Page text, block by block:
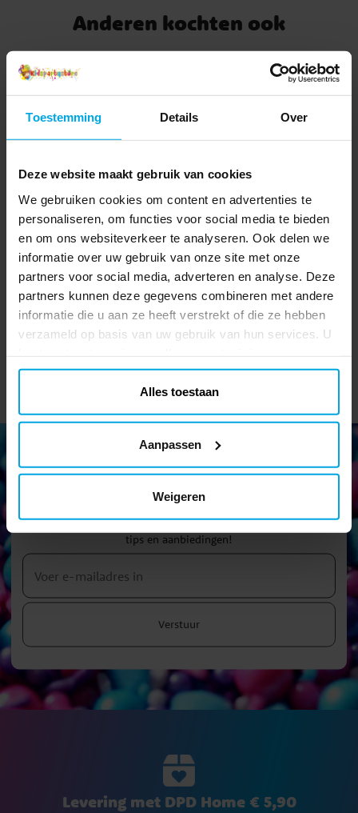
Toestemming Details Over
Deze website maakt gebruik van cookies
We gebruiken cookies om content en advertenties te
personaliseren, om functies voor social media te bieden
en om ons websiteverkeer te analyseren. Ook delen we
informatie over uw gebruik van onze site met onze
partners voor social media, adverteren en analyse. Deze
partners kunnen deze gegevens combineren met andere
informatie die u aan ze heeft verstrekt of die ze hebben
verzameld op basis van uw gebruik van hun services. U
Alles toestaan
Aanpassen
Weigeren
Anderen kochten ook
FunCakes Kleurstof Gel
Zwart 30 gram
Prijs: € 3,99
€ 3,99
TOEVOEGEN
FunCakes Kleurstof Gel
Teddy Brown 30 gram
Prijs:€ 3,99
€ 3,99
TOEVOEGEN
Nieuwsbrief!
Blijf op de hoogte van al onze nieuwe artikelen en krijg leuke
tips en aanbiedingen!
Verstuur
Levering met DPD Home € 5,90